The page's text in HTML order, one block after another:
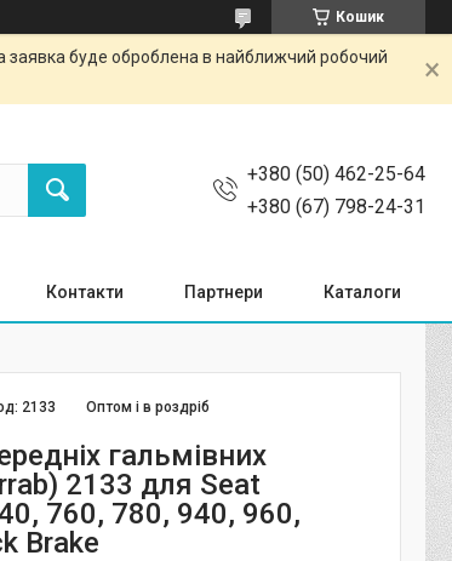
Кошик
заявка буде оброблена в найближчий робочий
+380 (50) 462-25-64
+380 (67) 798-24-31
Контакти Партнери Каталоги
Оптом і в роздріб
2133
гальмівних
2133 для Seat
760, 780, 940, 960,
Brake